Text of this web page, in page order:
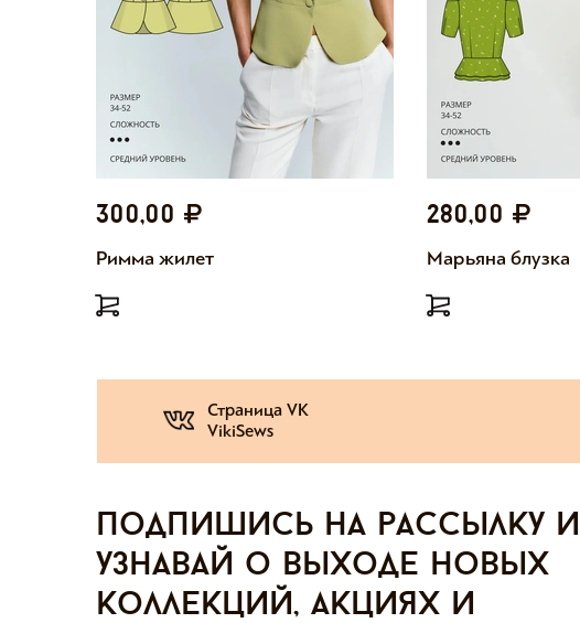
300,00
Римма жилет
280,00
Марьяна блузка
Страница VK
VikiSews
Подпишись на рассылку и
узнавай о выходе новых
коллекций, акциях и